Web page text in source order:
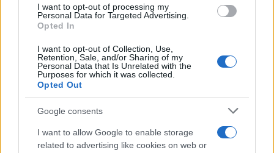
I want to opt-out of processing my
Personal Data for Targeted Advertising.
Opted In
I want to opt-out of Collection, Use,
Retention, Sale, and/or Sharing of my
Personal Data that Is Unrelated with the
Purposes for which it was collected.
Opted Out
Google consents
I want to allow Google to enable storage
related to advertising like cookies on web or
Como criar uma carteira de investimentos diversificada e
Bruno Costa · 4 ago 2026
INVESTIMENTOS